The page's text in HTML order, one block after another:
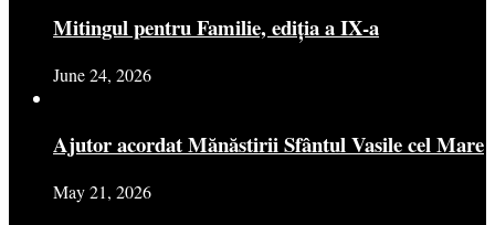
Mitingul pentru Familie, ediția a IX-a
June 24, 2026
Ajutor acordat Mănăstirii Sfântul Vasile cel Mare
May 21, 2026